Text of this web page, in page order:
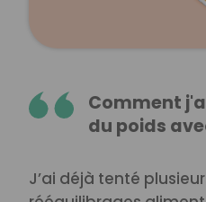
Comment
du poids
J’ai déjà tenté